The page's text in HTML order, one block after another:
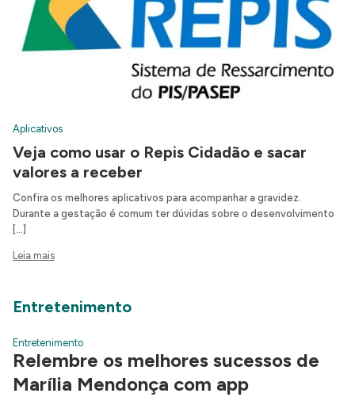
Aplicativos
Veja como usar o Repis Cidadão e sacar
valores a receber
Confira os melhores aplicativos para acompanhar a gravidez.
Durante a gestação é comum ter dúvidas sobre o desenvolvimento
[…]
Leia mais
Entretenimento
Entretenimento
Relembre os melhores sucessos de
Marília Mendonça com app